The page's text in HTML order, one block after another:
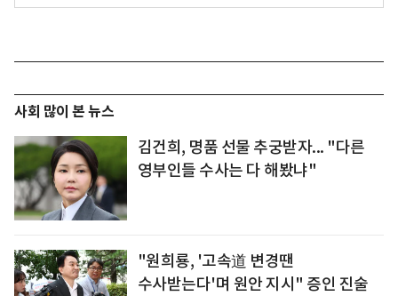
사회 많이 본 뉴스
김건희, 명품 선물 추궁받자... "다른
영부인들 수사는 다 해봤냐"
"원희룡, '고속道 변경땐
수사받는다'며 원안 지시" 증인 진술